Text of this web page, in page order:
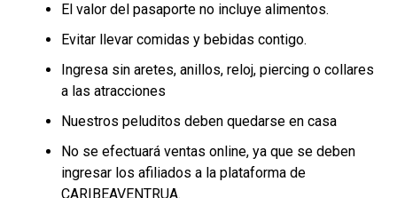
El valor del pasaporte no incluye alimentos.
Evitar llevar comidas y bebidas contigo.
Ingresa sin aretes, anillos, reloj, piercing o collares
a las atracciones
Nuestros peluditos deben quedarse en casa
No se efectuará ventas online, ya que se deben
ingresar los afiliados a la plataforma de
CARIBEAVENTRUA.